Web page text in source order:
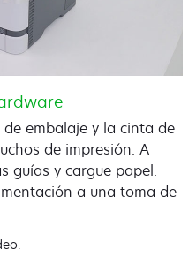
embalaje y la cinta de
de impresión. A
guías y cargue papel.
a una toma de